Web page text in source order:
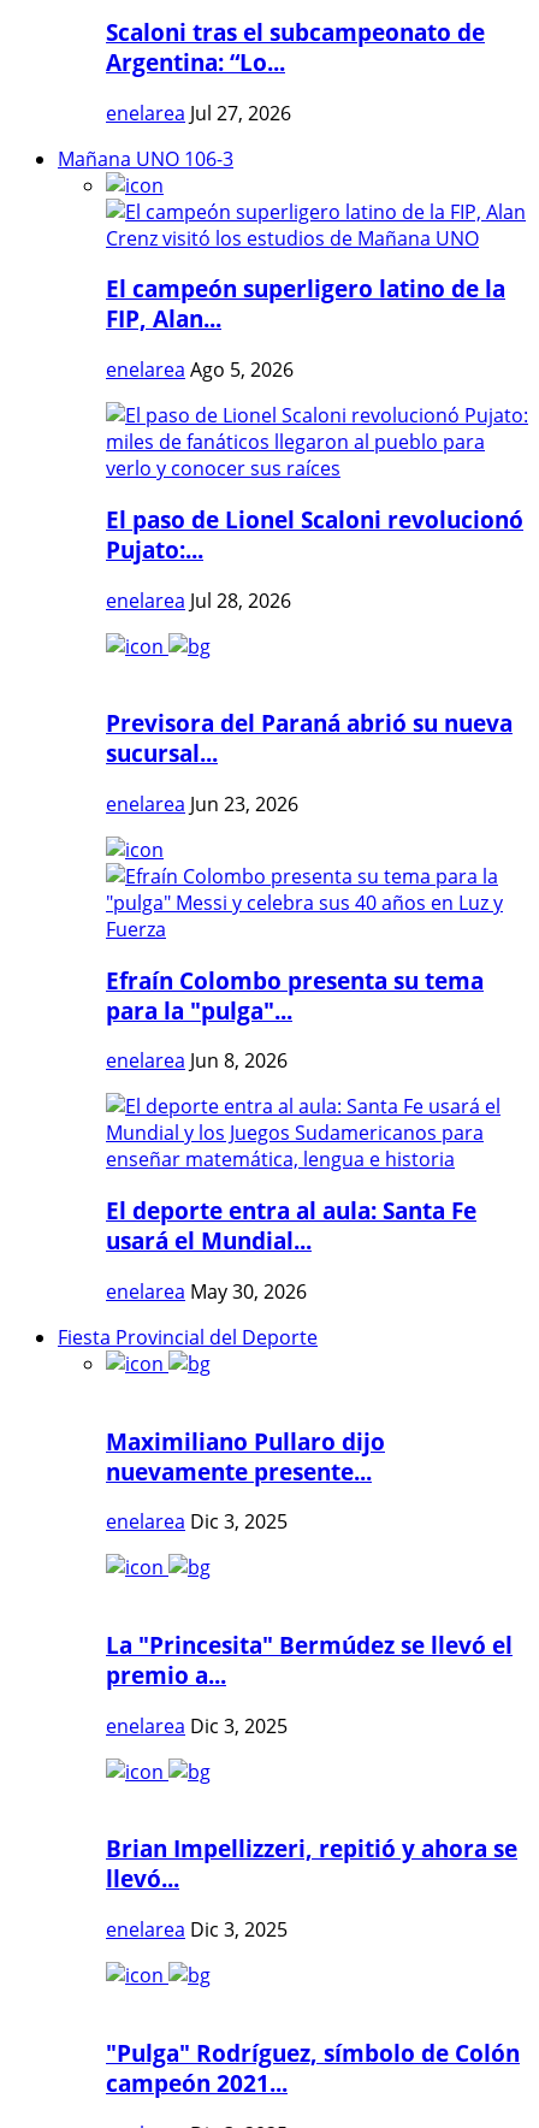
Scaloni tras el subcampeonato de
Argentina: “Lo...
enelarea Jul 27, 2026
Mañana UNO 106-3
El campeón superligero latino de la
FIP, Alan...
enelarea Ago 5, 2026
El paso de Lionel Scaloni revolucionó
Pujato:...
enelarea Jul 28, 2026
Previsora del Paraná abrió su nueva
sucursal...
enelarea Jun 23, 2026
Efraín Colombo presenta su tema
para la "pulga"...
enelarea Jun 8, 2026
El deporte entra al aula: Santa Fe
usará el Mundial...
enelarea May 30, 2026
Fiesta Provincial del Deporte
Maximiliano Pullaro dijo
nuevamente presente...
enelarea Dic 3, 2025
La "Princesita" Bermúdez se llevó el
premio a...
enelarea Dic 3, 2025
Brian Impellizzeri, repitió y ahora se
llevó...
enelarea Dic 3, 2025
"Pulga" Rodríguez, símbolo de Colón
campeón 2021...